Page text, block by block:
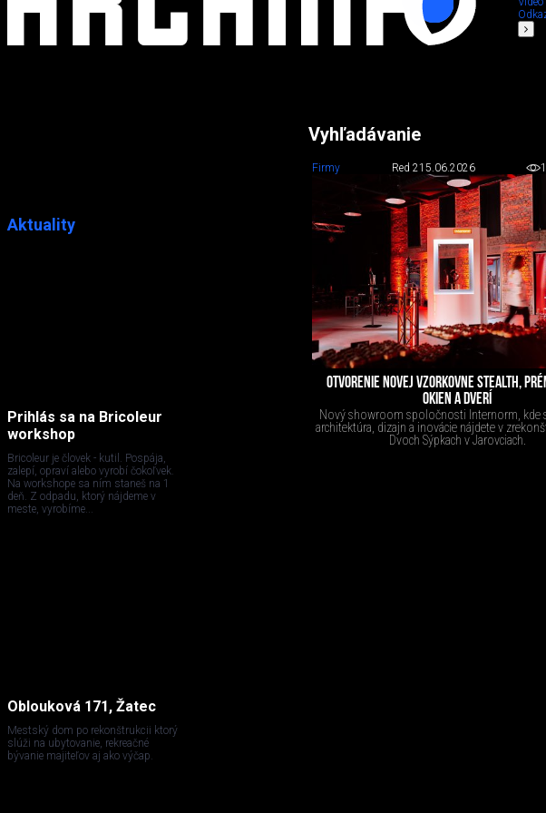
Aktuality
Prihlás sa na Bricoleur
workshop
Bricoleur je človek - kutil. Pospája,
zalepí, opraví alebo vyrobí čokoľvek.
Na workshope sa ním staneš na 1
deň. Z odpadu, ktorý nájdeme v
meste, vyrobíme...
Oblouková 171, Žatec
Mestský dom po rekonštrukcii ktorý
slúži na ubytovanie, rekreačné
bývanie majiteľov aj ako výčap.
Vyhľadávanie
Firmy Red 215.06.2026
OTVORENIE NOVEJ VZORKOVNE STEALTH,
OKIEN A DVERÍ
Nový showroom spoločnosti Internorm, kde
architektúra, dizajn a inovácie nájdete v
Dvoch Sýpkach v Jarovciach.